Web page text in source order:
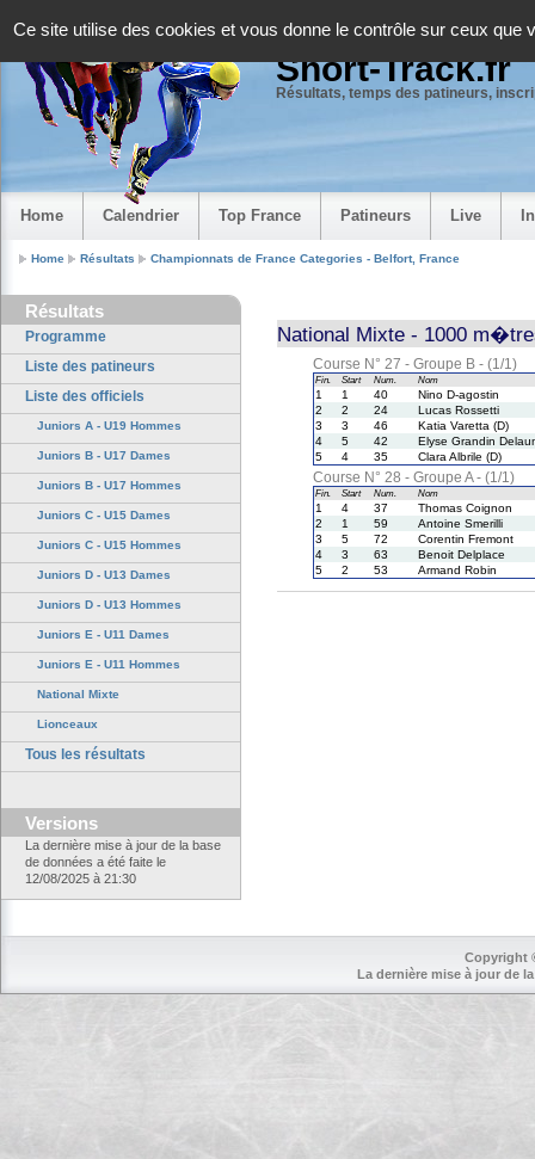
Ce site utilise des cookies et vous donne le contrôle sur ceux que
Short-Track.fr
Résultats, temps des patineurs,
Home Calendrier Top France Patineurs Live
Home Résultats Championnats de France Categories - Belfort, France
Résultats
Programme
Liste des patineurs
Liste des officiels
Juniors A - U19 Hommes
Juniors B - U17 Dames
Juniors B - U17 Hommes
Juniors C - U15 Dames
Juniors C - U15 Hommes
Juniors D - U13 Dames
Juniors D - U13 Hommes
Juniors E - U11 Dames
Juniors E - U11 Hommes
National Mixte
Lionceaux
Tous les résultats
Versions
La dernière mise à jour de la base
de données a été faite le
12/08/2025 à 21:30
National Mixte - 1000
Course N° 27 - Groupe B - (1/1)
Fin. Start Num. Nom
1 1 40
Nino D-agostin
2
2 24
Lucas Rossetti
3
3 46
Katia Varetta (D)
4
5 42
Elyse Grandin
5
4 35 Clara Albrile (D)
Course N° 28 - Groupe A - (1/1)
Fin. Start Num. Nom
1 4 37
Thomas Coignon
2
1 59
Antoine Smerilli
3
5 72
Corentin Fremont
4
3 63
Benoit Delplace
5
2 53 Armand Robin
Copyright
La dernière mise à jour de